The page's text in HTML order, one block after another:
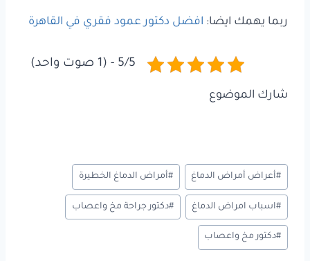
ربما يهمك ايضا: افضل دكتور عمود فقري في القاهرة
5/5 - (1 صوت واحد)
شارك الموضوع
وسوم
المقال:
#أعراض أمراض الدماغ #أمراض الدماغ الخطيرة
#اسباب امراض الدماغ #دكتور جراحة مخ واعصاب
#دكتور مخ واعصاب